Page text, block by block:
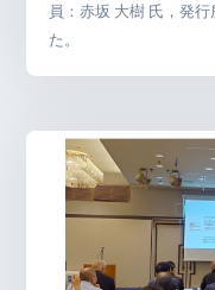
員：赤坂 大樹 氏，発
た。